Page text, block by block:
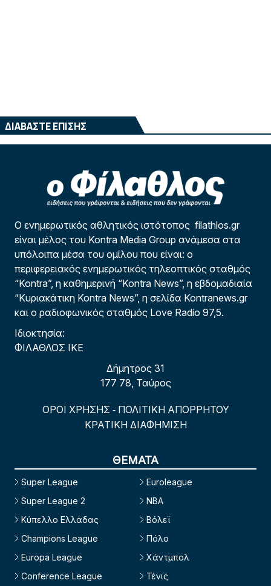
ΔΙΑΒΑΣΤΕ ΕΠΙΣΗΣ
Ο ενημερωτικός αθλητικός ιστότοπος filathlos.gr
είναι μέλος του Kontra Media Group ανάμεσα στα
υπόλοιπα μέσα του ομίλου που είναι: ο
περιφερειακός ενημερωτικός τηλεοπτικός σταθμός
“Kontra”, η καθημερινή “Kontra News”, η εβδομαδιαία
“Κυριακάτικη Kontra News”, η σελίδα Kontranews.gr
και ο ραδιοφωνικός σταθμός Love Radio 97,5.
Ιδιοκτησία:
ΦΙΛΑΘΛΟΣ ΙΚΕ
Δήμητρος 31
177 78, Ταύρος
ΟΡΟΙ ΧΡΗΣΗΣ - ΠΟΛΙΤΙΚΗ ΑΠΟΡΡΗΤΟΥ
ΚΡΑΤΙΚΗ ΔΙΑΦΗΜΙΣΗ
ΘΕΜΑΤΑ
Super League
Super League 2
Κύπελλο Ελλάδας
Champions League
Europa League
Conference League
Euroleague
NBA
Βόλεϊ
Πόλο
Χάντμπολ
Τένις